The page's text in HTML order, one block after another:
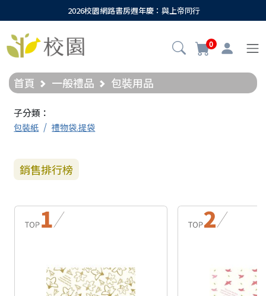
2026校園網路書房週年慶：與上帝同行
0
首頁 一般禮品 包裝用品
子分類：
包裝紙 禮物袋.提袋
銷售排行榜